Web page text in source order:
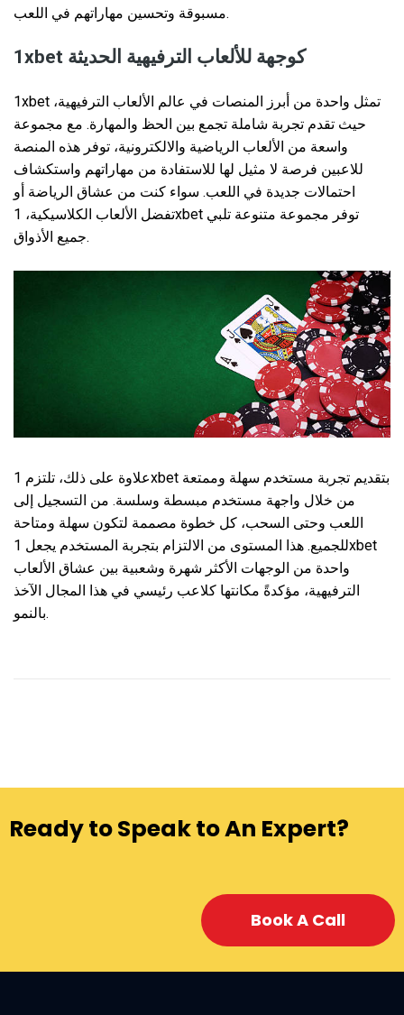
مسبوقة وتحسين مهاراتهم في اللعب.
1xbet كوجهة للألعاب الترفيهية الحديثة
1xbet تمثل واحدة من أبرز المنصات في عالم الألعاب الترفيهية،
حيث تقدم تجربة شاملة تجمع بين الحظ والمهارة. مع مجموعة
واسعة من الألعاب الرياضية والالكترونية، توفر هذه المنصة
للاعبين فرصة لا مثيل لها للاستفادة من مهاراتهم واستكشاف
احتمالات جديدة في اللعب. سواء كنت من عشاق الرياضة أو
تفضل الألعاب الكلاسيكية، 1xbet توفر مجموعة متنوعة تلبي
جميع الأذواق.
علاوة على ذلك، تلتزم 1xbet بتقديم تجربة مستخدم سهلة وممتعة
من خلال واجهة مستخدم مبسطة وسلسة. من التسجيل إلى
اللعب وحتى السحب، كل خطوة مصممة لتكون سهلة ومتاحة
للجميع. هذا المستوى من الالتزام بتجربة المستخدم يجعل 1xbet
واحدة من الوجهات الأكثر شهرة وشعبية بين عشاق الألعاب
الترفيهية، مؤكدةً مكانتها كلاعب رئيسي في هذا المجال الآخذ
بالنمو.
Ready to Speak to An Expert?
Book A Call